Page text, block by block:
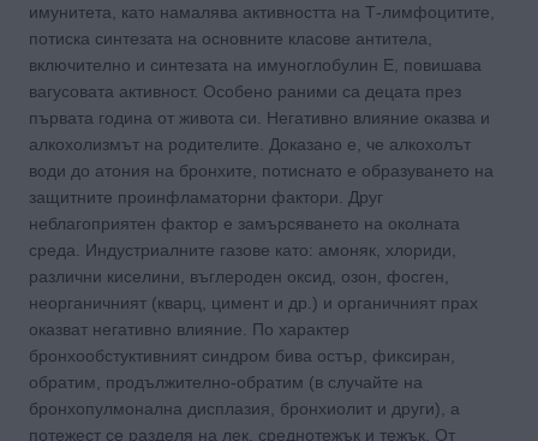
имунитета, като намалява активността на Т-лимфоцитите,
потиска синтезата на основните класове антитела,
включително и синтезата на имуноглобулин Е, повишава
вагусовата активност. Особено раними са децата през
първата година от живота си. Негативно влияние оказва и
алкохолизмът на родителите. Доказано е, че алкохолът
води до атония на бронхите, потиснато е образуването на
защитните проинфламаторни фактори. Друг
неблагоприятен фактор е замърсяването на околната
среда. Индустриалните газове като: амоняк, хлориди,
различни киселини, въглероден оксид, озон, фосген,
неорганичният (кварц, цимент и др.) и органичният прах
оказват негативно влияние. По характер
бронхообстуктивният синдром бива остър, фиксиран,
обратим, продължително-обратим (в случайте на
бронхопулмонална дисплазия, бронхиолит и други), а
потежест се разделя на лек, среднотежък и тежък. От